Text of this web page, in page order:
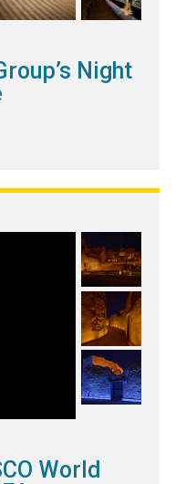
Night
World